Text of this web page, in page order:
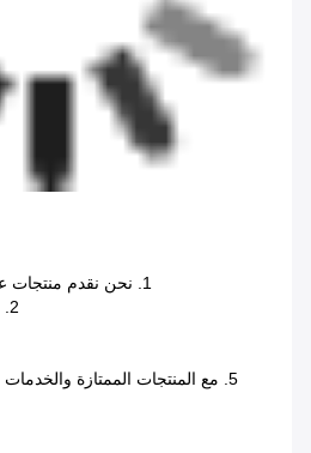
1. نحن نقدم منتجات عالية الجودة بأسعار تنافسية.
2. التخليص الجمركي مضمون.
5. مع المنتجات الممتازة